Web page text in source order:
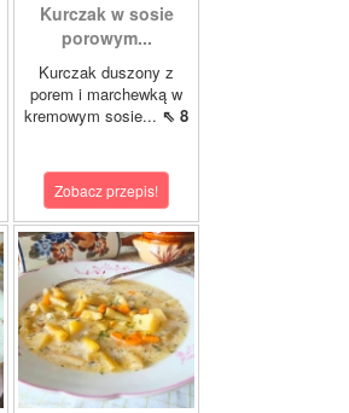
Kurczak w sosie
porowym...
Kurczak duszony z
porem i marchewką w
kremowym sosie... ⇖ 8
Zobacz przepis!